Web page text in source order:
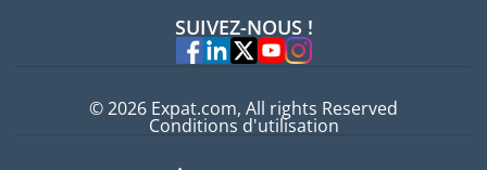
Experts
SUIVEZ-NOUS !
© 2026 Expat.com, All rights Reserved
Conditions d'utilisation